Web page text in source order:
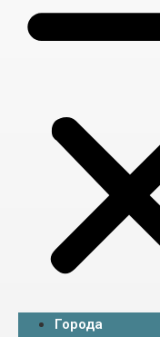
Города